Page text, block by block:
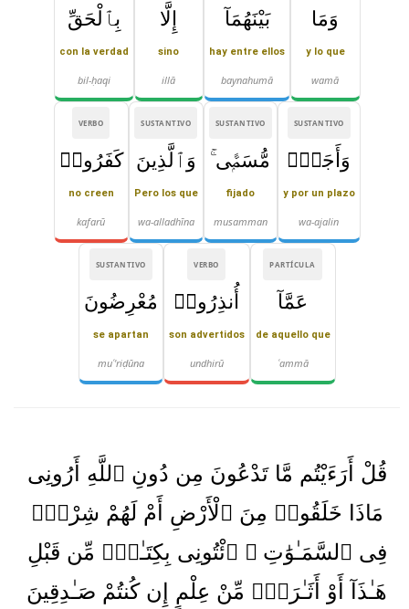
وَمَا
y lo que
wamā
بَيْنَهُمَآ
hay entre ellos
baynahumā
إِلَّا
sino
illā
بِٱلْحَقِّ
con la verdad
bil-ḥaqi
SUSTANTIVO
وَأَجَلٍۢ
y por un plazo
wa-ajalin
SUSTANTIVO
مُّسَمًّۭى ۚ
fijado
musamman
SUSTANTIVO
وَٱلَّذِينَ
Pero los que
wa-alladhīna
VERBO
كَفَرُوا۟
no creen
kafarū
PARTÍCULA
عَمَّآ
de aquello que
ʿammā
VERBO
أُنذِرُوا۟
son advertidos
undhirū
SUSTANTIVO
مُعْرِضُونَ
se apartan
muʿ'riḍūna
قُلْ أَرَءَيْتُم مَّا تَدْعُونَ مِن دُونِ ٱللَّهِ أَرُونِى
مَاذَا خَلَقُوا۟ مِنَ ٱلْأَرْضِ أَمْ لَهُمْ شِرْكٌۭ
فِى ٱلسَّمَـٰوَٰتِ ۖ ٱئْتُونِى بِكِتَـٰبٍۢ مِّن قَبْلِ
هَـٰذَآ أَوْ أَثَـٰرَةٍۢ مِّنْ عِلْمٍ إِن كُنتُمْ صَـٰدِقِينَ